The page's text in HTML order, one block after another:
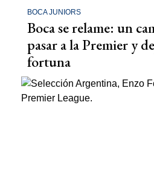
BOCA JUNIORS
Boca se relame: un
pasar a la Premier y
fortuna